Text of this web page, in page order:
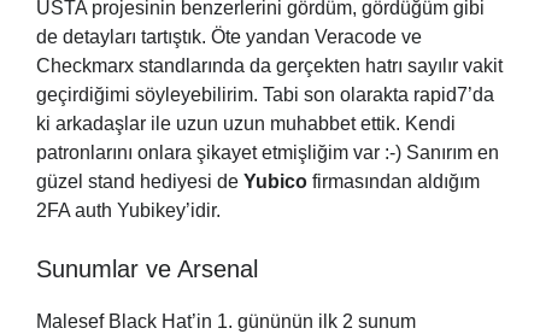
USTA projesinin benzerlerini gördüm, gördüğüm gibi
de detayları tartıştık. Öte yandan Veracode ve
Checkmarx standlarında da gerçekten hatrı sayılır vakit
geçirdiğimi söyleyebilirim. Tabi son olarakta rapid7’da
ki arkadaşlar ile uzun uzun muhabbet ettik. Kendi
patronlarını onlara şikayet etmişliğim var :-) Sanırım en
güzel stand hediyesi de Yubico firmasından aldığım
2FA auth Yubikey’idir.
Sunumlar ve Arsenal
Malesef Black Hat’in 1. gününün ilk 2 sunum